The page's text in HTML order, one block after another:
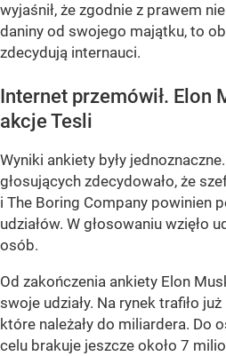
wyjaśnił, że zgodnie z prawem
daniny od swojego majątku, to
zdecydują internauci.
Internet przemówił. Elon
akcje Tesli
Wyniki ankiety były
głosujących zdecydowało, że
i The Boring Company powinien
udziałów. W głosowaniu wzięło
osób.
Od zakończenia ankiety Elon
swoje udziały. Na rynek trafiło
które należały do miliardera. Do
celu brakuje jeszcze około 7